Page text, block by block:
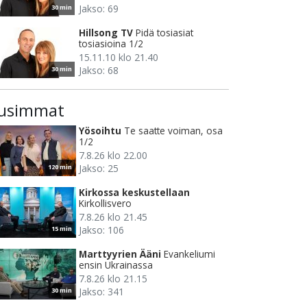
30 min
Jakso: 69
30 min
Hillsong TV Pidä tosiasiat
tosiasioina 1/2
15.11.10 klo 21.40
Jakso: 68
120 min
Yösoihtu Te saatte voiman, osa
1/2
7.8.26 klo 22.00
Jakso: 25
15 min
Kirkossa keskustellaan
Kirkollisvero
7.8.26 klo 21.45
Jakso: 106
30 min
Marttyyrien Ääni Evankeliumi
ensin Ukrainassa
7.8.26 klo 21.15
Jakso: 341